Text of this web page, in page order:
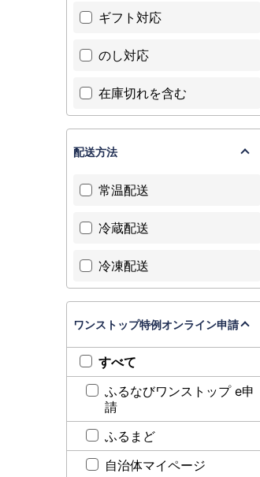
ギフト対応
のし対応
在庫切れを含む
配送方法
常温配送
冷蔵配送
冷凍配送
ワンストップ特例オンライン申請
すべて
ふるなびワンストップ e申
請
ふるまど
自治体マイページ